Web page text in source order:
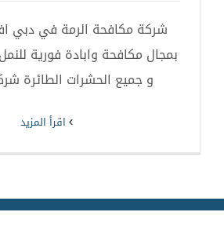
شركة مكافحة الرمة في دبي
بمجال مكافحة وابادة فورية
و جميع الحشرات الطائرة